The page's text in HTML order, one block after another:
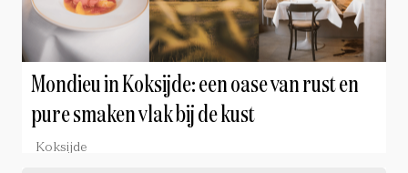
Mondieu in Koksijde: een oase van rust en
pure smaken vlak bij de kust
Koksijde